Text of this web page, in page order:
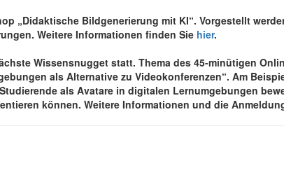
„Didaktische Bildgenerierung mit KI“. Vorgestellt
Weitere Informationen finden Sie hier.
Wissensnugget statt. Thema des 45-minütigen
als Alternative zu Videokonferenzen“. Am
als Avatare in digitalen Lernumgebungen
können. Weitere Informationen und die